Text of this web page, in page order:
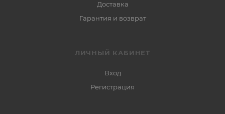
Доставка
Гарантия и возврат
ЛИЧНЫЙ КАБИНЕТ
Вход
Регистрация